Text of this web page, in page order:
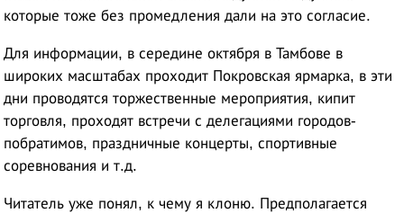
которые тоже без промедления дали на это согласие.
Для информации, в середине октября в Тамбове в
широких масштабах проходит Покровская ярмарка, в эти
дни проводятся торжественные мероприятия, кипит
торговля, проходят встречи с делегациями городов-
побратимов, праздничные концерты, спортивные
соревнования и т.д.
Читатель уже понял, к чему я клоню. Предполагается